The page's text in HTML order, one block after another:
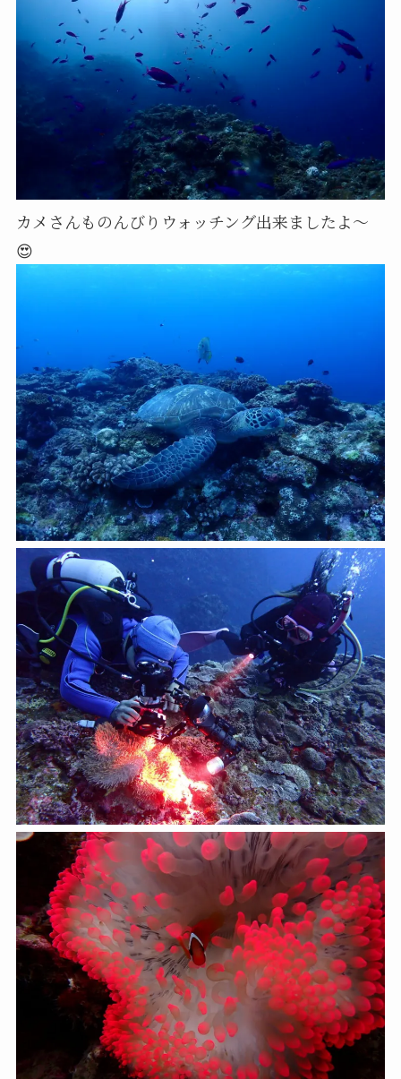
カメさんものんびりウォッチング出来ましたよ～
😍